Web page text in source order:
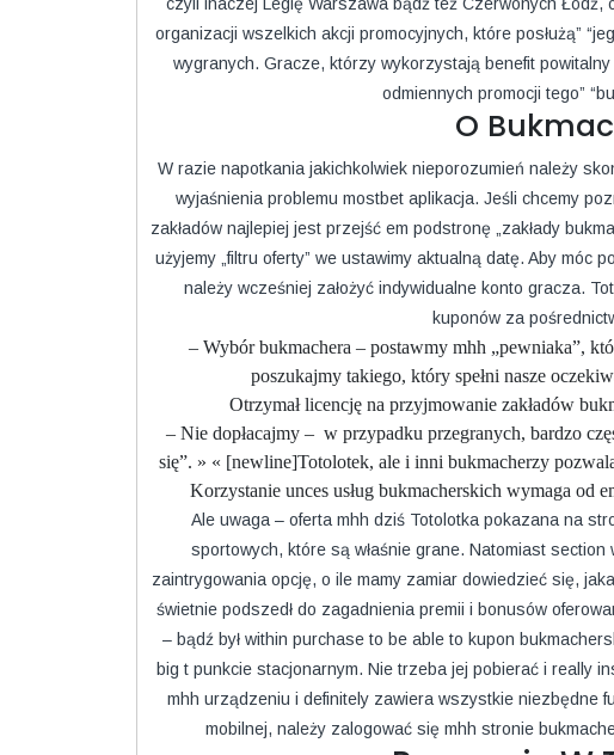
organizacji wszelkich akcji promocyjnych, które posłużą”
wygranych. Gracze, którzy wykorzystają benefit
odmiennych promocji tego”
O
W razie napotkania jakichkolwiek nieporozumień należy
wyjaśnienia problemu mostbet aplikacja. Jeśli chcemy
zakładów najlepiej jest przejść em podstronę „zakłady
użyjemy „filtru oferty” we ustawimy aktualną datę. Aby móc
należy wcześniej założyć indywidualne konto gracza.
kuponów za
– Wybór bukmachera – postawmy mhh „pewniaka”,
poszukajmy takiego, który spełni nasze
Otrzymał licencję na przyjmowanie zakładów
– Nie dopłacajmy – w przypadku przegranych, bardzo
się”. » « [newline]Totolotek, ale i inni bukmacherzy
Korzystanie unces usług bukmacherskich wymaga od
Ale uwaga – oferta mhh dziś Totolotka pokazana na
sportowych, które są właśnie grane. Natomiast
zaintrygowania opcję, o ile mamy zamiar dowiedzieć się,
świetnie podszedł do zagadnienia premii i bonusów
– bądź był within purchase to be able to kupon
big t punkcie stacjonarnym. Nie trzeba jej pobierać i really
mhh urządzeniu i definitely zawiera wszystkie niezbędne
mobilnej, należy zalogować się mhh stronie